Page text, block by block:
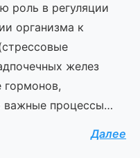
роль в регуляции
организма к
желез
гормонов,
важные процессы…
Далее